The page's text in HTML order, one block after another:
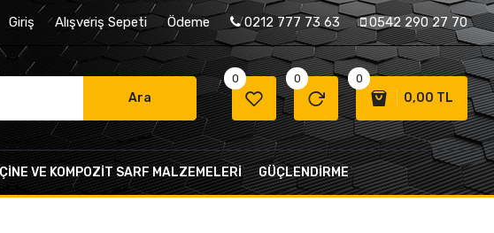
Giriş Alışveriş Sepeti Ödeme 0212 777 73 63 0542 290 27 70
Ara
0 0
0,00 TL
0
VE KOMPOZİT SARF MALZEMELERİ GÜÇLENDIRME